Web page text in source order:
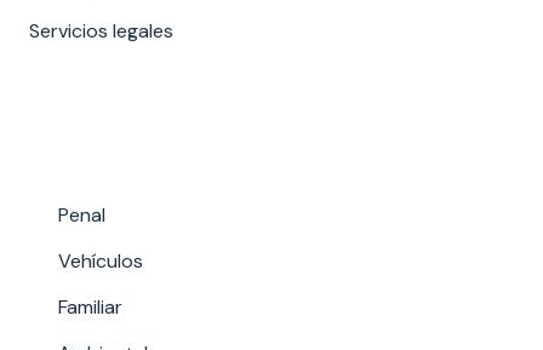
Servicios legales
Penal
Vehículos
Familiar